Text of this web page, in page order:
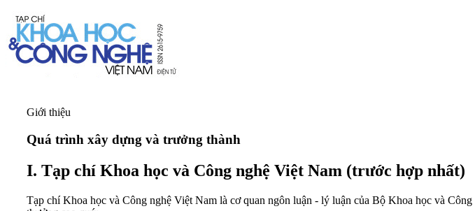
Giới thiệu
Quá trình xây dựng và trưởng thành
I. Tạp chí Khoa học và Công nghệ Việt Nam (trước hợp nhất)
Tạp chí Khoa học và Công nghệ Việt Nam là cơ quan ngôn luận - lý luận của Bộ Khoa học và